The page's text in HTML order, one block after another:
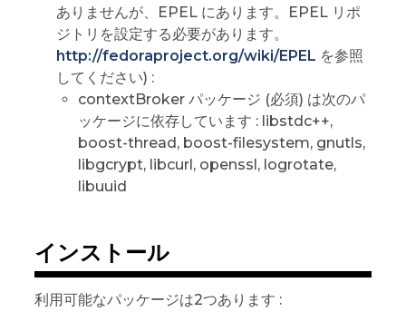
ありませんが、EPEL にあります。EPEL リポ
ジトリを設定する必要があります。
http://fedoraproject.org/wiki/EPEL を参照
してください) :
contextBroker パッケージ (必須) は次のパ
ッケージに依存しています : libstdc++,
boost-thread, boost-filesystem, gnutls,
libgcrypt, libcurl, openssl, logrotate,
libuuid
インストール
利用可能なパッケージは2つあります :